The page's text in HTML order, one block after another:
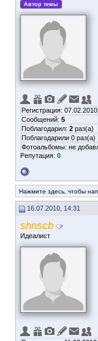
Автор темы
Регистрация: 07.02.2010
Сообщений: 5
Поблагодарил: 2 раз(а)
Поблагодарили 0 раз(а)
Фотоальбомы: не
Репутация: 0
Нажмите здесь, чтобы
16.07.2010, 14:31
shnscb
Идеалист